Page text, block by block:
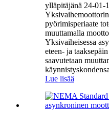
ylläpitäjänä 24-01-
Yksivaihemoottorin
pyörimisperiaate
muuttamalla
Yksivaiheisessa
eteen- ja
saavutetaan
Lue lisää